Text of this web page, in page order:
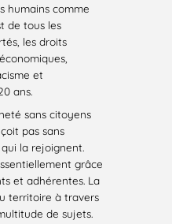
humains comme
de tous les
les droits
et
ans.
sans citoyens
pas sans
la rejoignent.
grâce
et adhérentes. La
territoire à travers
de sujets.